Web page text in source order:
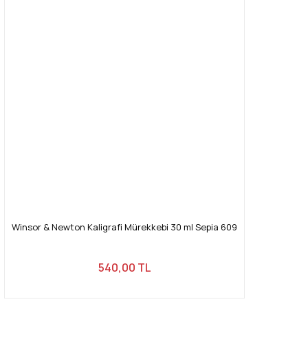
Winsor & Newton Kaligrafi Mürekkebi 30 ml Sepia 609
540,00 TL